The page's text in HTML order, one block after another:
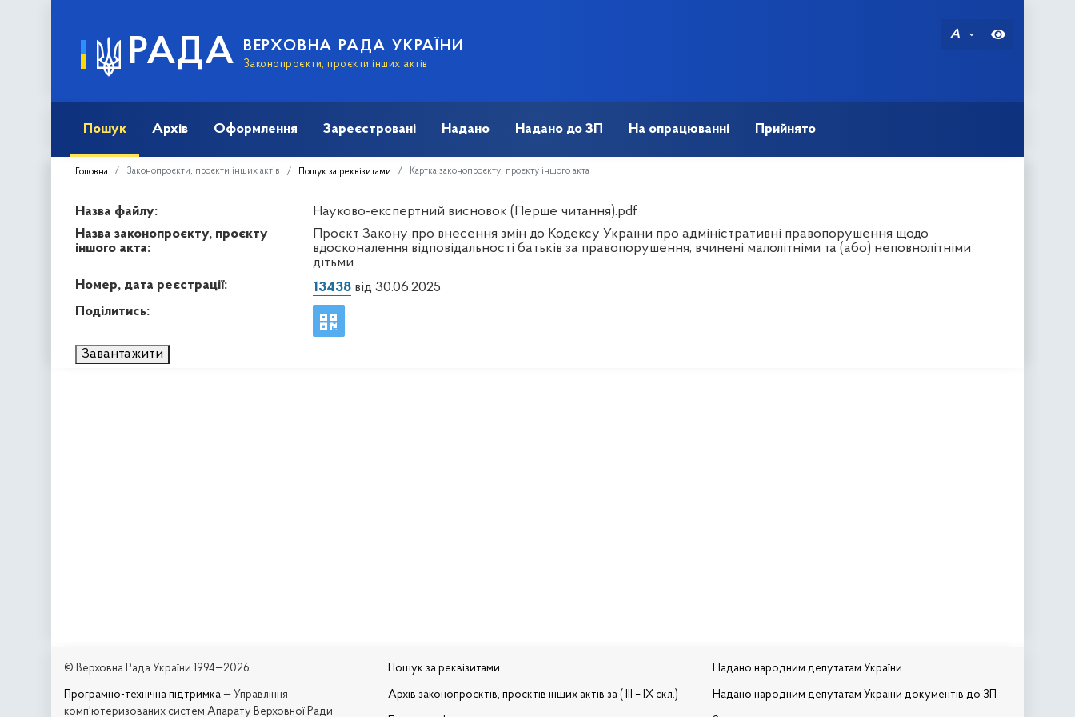
РАДА ВЕРХОВНА РАДА УКРАЇНИ
Законопроєкти, проєкти інших актів
A
Пошук Архів Оформлення Зареєстровані Надано Надано до ЗП На опрацюванні Прийнято
Головна Законопроєкти, проєкти інших актів Пошук за реквізитами Картка законопроєкту, проєкту іншого акта
Назва файлу:
Науково-експертний висновок (Перше читання).pdf
Назва законопроєкту, проєкту
іншого акта:
Проєкт Закону про внесення змін до Кодексу України про адміністративні правопорушення щодо
вдосконалення відповідальності батьків за правопорушення, вчинені малолітніми та (або) неповнолітніми
дітьми
Номер, дата реєстрації:
13438від 30.06.2025
Поділитись:
Завантажити
© Верховна Рада України 1994—2026
Програмно-технічна підтримка — Управління
комп'ютеризованих систем Апарату Верховної Ради
Пошук за реквізитами
Архів законопроєктів, проєктів інших актів за ( III – IX скл.)
Надано народним депутатам України
Надано народним депутатам України документів до ЗП